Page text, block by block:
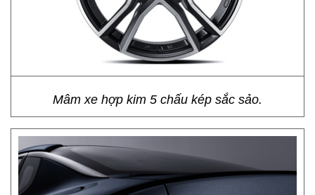
Mâm xe hợp kim 5 chấu kép sắc sảo.